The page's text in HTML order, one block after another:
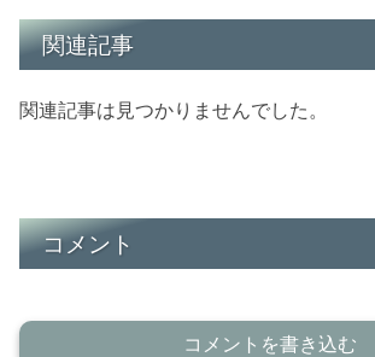
関連記事
関連記事は見つかりませんでした。
コメント
コメントを書き込む